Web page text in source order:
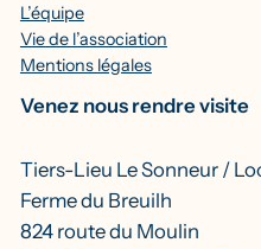
L’équipe
Vie de l’association
Mentions légales
Venez nous rendre visite
Tiers-Lieu Le Sonneur /
Ferme du Breuilh
824 route du Moulin